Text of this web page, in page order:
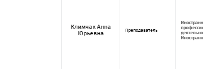
Климчак Анна
Юрьевна
Преподаватель